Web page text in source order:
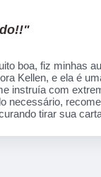
boa, fiz minhas
Kellen, e ela é
instruía com
necessário,
tirar sua